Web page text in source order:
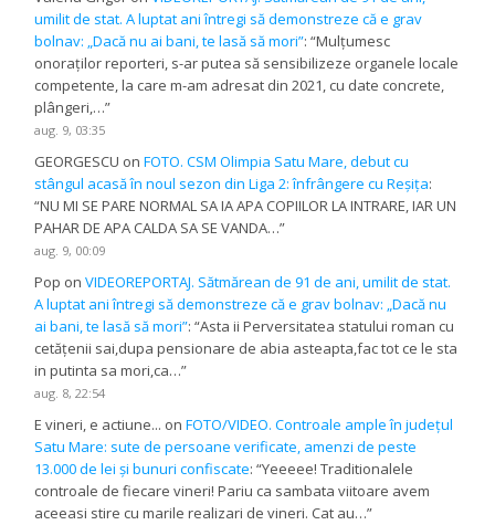
umilit de stat. A luptat ani întregi să demonstreze că e grav
bolnav: „Dacă nu ai bani, te lasă să mori”: “Mulțumesc
onoraților reporteri, s-ar putea să sensibilizeze organele locale
competente, la care m-am adresat din 2021, cu date concrete,
plângeri,…”
aug. 9, 03:35
GEORGESCU onFOTO. CSM Olimpia Satu Mare, debut cu
stângul acasă în noul sezon din Liga 2: înfrângere cu Reșița:
“NU MI SE PARE NORMAL SA IA APA COPIILOR LA INTRARE, IAR UN
PAHAR DE APA CALDA SA SE VANDA…”
aug. 9, 00:09
Pop onVIDEOREPORTAJ. Sătmărean de 91 de ani, umilit de stat.
A luptat ani întregi să demonstreze că e grav bolnav: „Dacă nu
ai bani, te lasă să mori”: “Asta ii Perversitatea statului roman cu
cetățenii sai,dupa pensionare de abia asteapta,fac tot ce le sta
in putinta sa mori,ca…”
aug. 8, 22:54
E vineri, e actiune... onFOTO/VIDEO. Controale ample în județul
Satu Mare: sute de persoane verificate, amenzi de peste
13.000 de lei și bunuri confiscate: “Yeeeee! Traditionalele
controale de fiecare vineri! Pariu ca sambata viitoare avem
aceeasi stire cu marile realizari de vineri. Cat au…”